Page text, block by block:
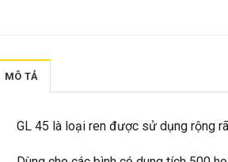
MÔ TẢ
GL 45 là loại ren được sử dụng rộng